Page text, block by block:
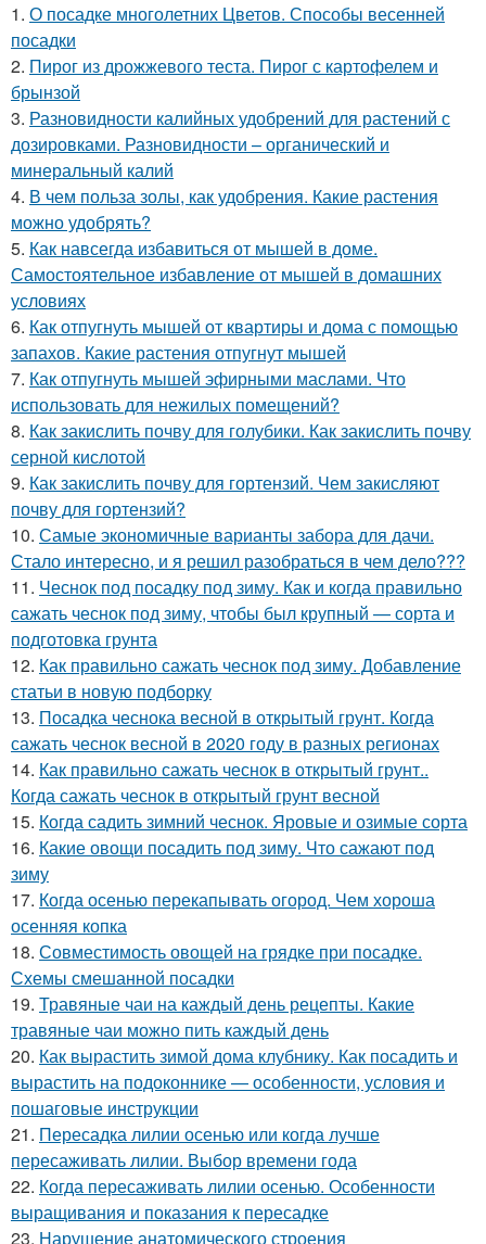
1. О посадке многолетних Цветов. Способы весенней
посадки
2. Пирог из дрожжевого теста. Пирог с картофелем и
брынзой
3. Разновидности калийных удобрений для растений с
дозировками. Разновидности – органический и
минеральный калий
4. В чем польза золы, как удобрения. Какие растения
можно удобрять?
5. Как навсегда избавиться от мышей в доме.
Самостоятельное избавление от мышей в домашних
условиях
6. Как отпугнуть мышей от квартиры и дома с помощью
запахов. Какие растения отпугнут мышей
7. Как отпугнуть мышей эфирными маслами. Что
использовать для нежилых помещений?
8. Как закислить почву для голубики. Как закислить почву
серной кислотой
9. Как закислить почву для гортензий. Чем закисляют
почву для гортензий?
10. Самые экономичные варианты забора для дачи.
Стало интересно, и я решил разобраться в чем дело???
11. Чеснок под посадку под зиму. Как и когда правильно
сажать чеснок под зиму, чтобы был крупный — сорта и
подготовка грунта
12. Как правильно сажать чеснок под зиму. Добавление
статьи в новую подборку
13. Посадка чеснока весной в открытый грунт. Когда
сажать чеснок весной в 2020 году в разных регионах
14. Как правильно сажать чеснок в открытый грунт..
Когда сажать чеснок в открытый грунт весной
15. Когда садить зимний чеснок. Яровые и озимые сорта
16. Какие овощи посадить под зиму. Что сажают под
зиму
17. Когда осенью перекапывать огород. Чем хороша
осенняя копка
18. Совместимость овощей на грядке при посадке.
Схемы смешанной посадки
19. Травяные чаи на каждый день рецепты. Какие
травяные чаи можно пить каждый день
20. Как вырастить зимой дома клубнику. Как посадить и
вырастить на подоконнике — особенности, условия и
пошаговые инструкции
21. Пересадка лилии осенью или когда лучше
пересаживать лилии. Выбор времени года
22. Когда пересаживать лилии осенью. Особенности
выращивания и показания к пересадке
23. Нарушение анатомического строения